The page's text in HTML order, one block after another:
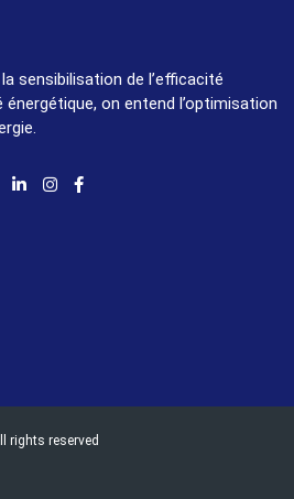
sensibilisation de l’efficacité
on entend l’optimisation
rights reserved